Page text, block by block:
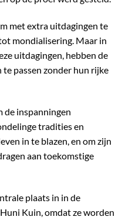
met extra uitdagingen te
mondialisering. Maar in
uitdagingen, hebben de
passen zonder hun rijke
de inspanningen
tradities en
in te blazen, en om zijn
aan toekomstige
plaats in in de
Kuin, omdat ze worden